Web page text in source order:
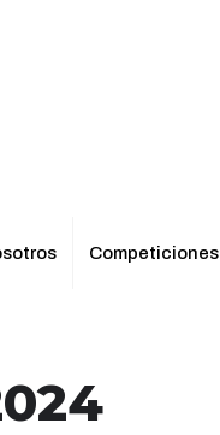
Competiciones